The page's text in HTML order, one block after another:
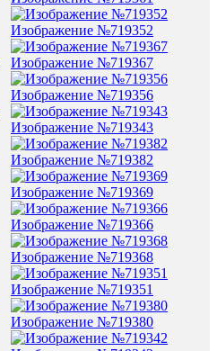
Изображение №719352
Изображение №719367
Изображение №719356
Изображение №719343
Изображение №719382
Изображение №719369
Изображение №719366
Изображение №719368
Изображение №719351
Изображение №719380